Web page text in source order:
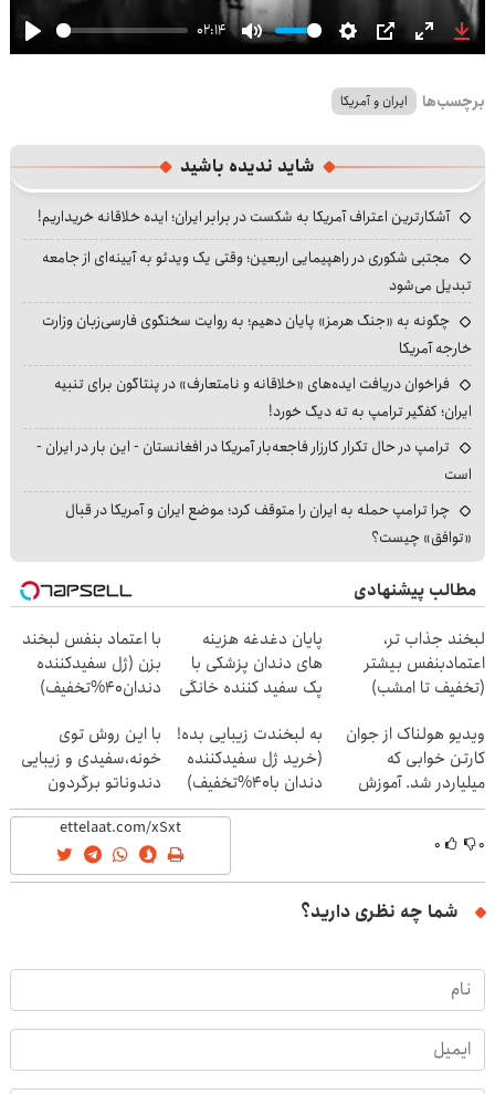
Play
02:14
Mute Settings
PIP Enter
برچسب‌ها ایران و آمریکا
شاید ندیده باشید
آشکارترین اعتراف آمریکا به شکست در برابر ایران؛ ایده خلاقانه خریداریم!
مجتبی شکوری در راهپیمایی اربعین؛ وقتی یک ویدئو به آیینه‌ای از جامعه
تبدیل می‌شود
چگونه به «جنگ هرمز» پایان دهیم؛ به روایت سخنگوی فارسی‌زبان وزارت
خارجه آمریکا
فراخوان دریافت ایده‌های «خلاقانه و نامتعارف» در پنتاگون برای تنبیه
ایران؛ کفگیر ترامپ به ته دیگ خورد!
ترامپ در حال تکرار کارزار فاجعه‌بار آمریکا در افغانستان - این بار در ایران -
است
چرا ترامپ حمله به ایران را متوقف کرد؛ موضع ایران و آمریکا در قبال
«توافق» چیست؟
مطالب پیشنهادی
لبخند جذاب تر،
اعتمادبنفس بیشتر
(تخفیف تا امشب)
پایان دغدغه هزینه
های دندان پزشکی با
پک سفید کننده خانگی
با اعتماد بنفس لبخند
بزن (ژل سفیدکننده
دندان40%تخفیف)
ویدیو هولناک از جوان
کارتن خوابی که
میلیاردر شد. آموزش
رایگان
به لبخندت زیبایی بده!
(خرید ژل سفیدکننده
دندان با40%تخفیف)
با این روش توی
خونه،سفیدی و زیبایی
دندوناتو برگردون
(40%off)
۰ ۰
شما چه نظری دارید؟